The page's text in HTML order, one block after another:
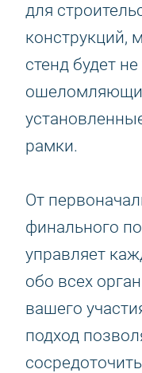
для
конструкций,
стенд будет
рамки.
От
финального
управляет
обо всех
вашего
подход